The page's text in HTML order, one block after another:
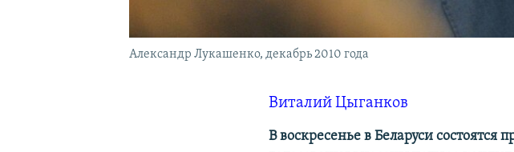
Александр Лукашенко, декабрь 2010 года
Виталий Цыганков
В воскресенье в Беларуси